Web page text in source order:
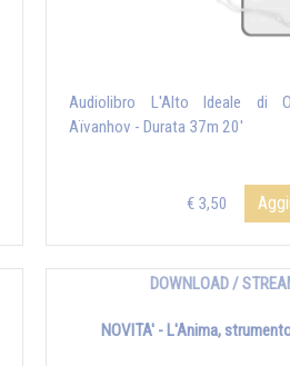
Audiolibro L'Alto Ideale di
Aïvanhov - Durata 37m 20'
€ 3,50
DOWNLOAD /
NOVITA' - L'Anima,